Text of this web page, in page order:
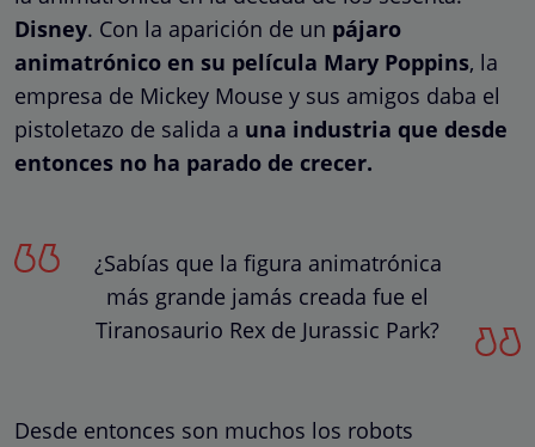
Disney. Con la aparición de un pájaro
animatrónico en su película Mary Poppins, la
empresa de Mickey Mouse y sus amigos daba el
pistoletazo de salida a una industria que desde
entonces no ha parado de crecer.
¿Sabías que la figura animatrónica
más grande jamás creada fue el
Tiranosaurio Rex de Jurassic Park?
Desde entonces son muchos los robots